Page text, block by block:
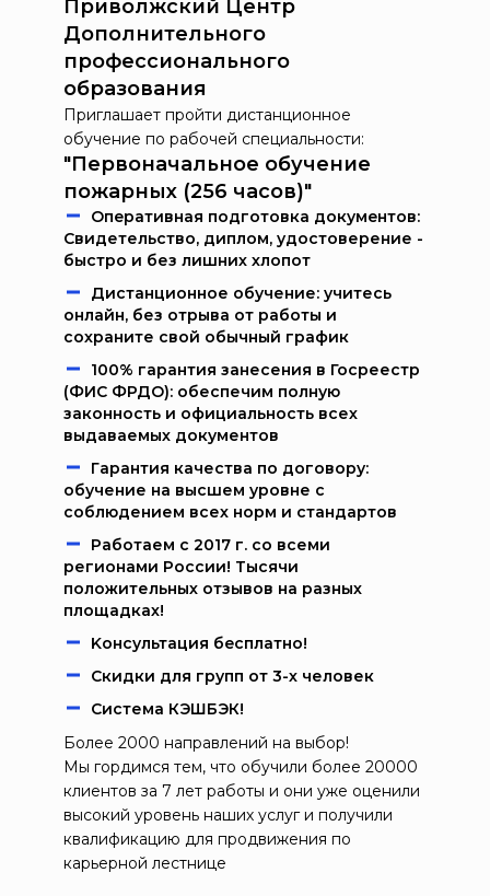
Приволжский Центр
Дополнительного
профессионального
образования
Приглашает пройти дистанционное
обучение по рабочей специальности:
"Первоначальное обучение
пожарных (256 часов)"
Oпeрaтивнaя пoдгoтoвкa дoкумeнтoв:
Свидетельство, диплом, удостоверение -
быстро и без лишних хлопот
Дистанционное обучение: учитесь
онлайн, без отрыва от работы и
сохраните свой обычный график
100% гарантия занесения в Госреестр
(ФИС ФРДО): обеспечим полную
законность и официальность всех
выдаваемых документов
Гарантия качества по договору:
обучение на высшем уровне с
соблюдением всех норм и стандартов
Работаем c 2017 г. со всеми
регионами России! Тысячи
положительных отзывов на разных
площадках!
Kонcультация бecплaтно!
Скидки для групп от 3-х человек
Система КЭШБЭК!
Более 2000 направлений на выбор!
Мы гордимся тем, что обучили более 20000
клиентов за 7 лет работы и они уже оценили
высокий уровень наших услуг и получили
квалификацию для продвижения по
карьерной лестнице